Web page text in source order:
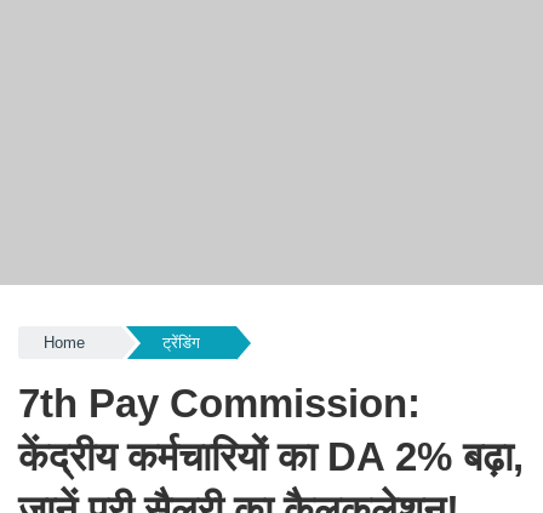
Home ट्रेंडिंग
7th Pay Commission:
केंद्रीय कर्मचारियों का DA 2% बढ़ा,